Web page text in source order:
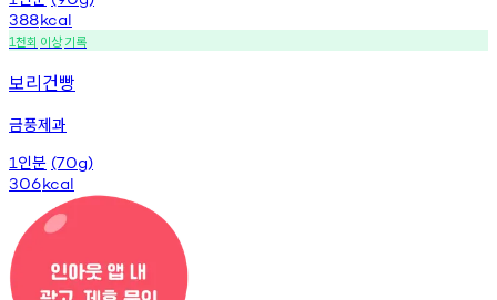
388kcal
1천회 이상기록
보리건빵
금풍제과
1 인분 (70g)
306kcal